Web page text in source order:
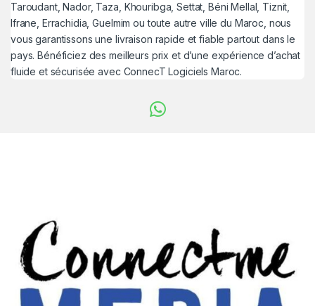
Taroudant, Nador, Taza, Khouribga, Settat, Béni Mellal, Tiznit,
Ifrane, Errachidia, Guelmim ou toute autre ville du Maroc, nous
vous garantissons une livraison rapide et fiable partout dans le
pays. Bénéficiez des meilleurs prix et d’une expérience d’achat
fluide et sécurisée avec ConnecT Logiciels Maroc.